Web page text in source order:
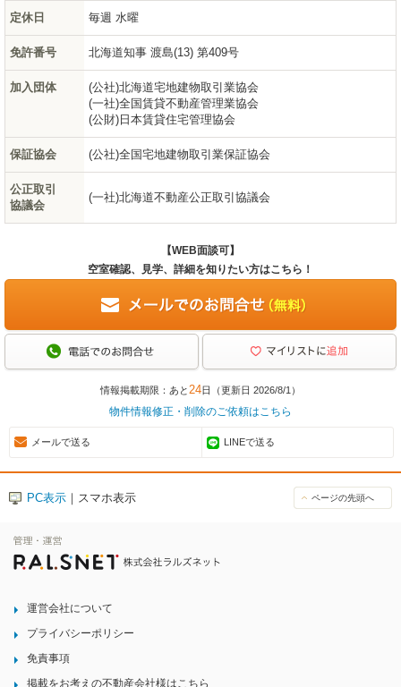
定休日 毎週 水曜
免許番号 北海道知事 渡島(13) 第409号
加入団体
(公社)北海道宅地建物取引業協会
(一社)全国賃貸不動産管理業協会
(公財)日本賃貸住宅管理協会
保証協会 (公社)全国宅地建物取引業保証協会
公正取引
協議会
(一社)北海道不動産公正取引協議会
【WEB面談可】
空室確認、見学、詳細を知りたい方はこちら！
情報掲載期限：あと24日（更新日 2026/8/1）
物件情報修正・削除のご依頼はこちら
メールで送る LINEで送る
PC表示 ｜スマホ表示 ページの先頭へ
運営会社について
プライバシーポリシー
免責事項
掲載をお考えの不動産会社様はこちら